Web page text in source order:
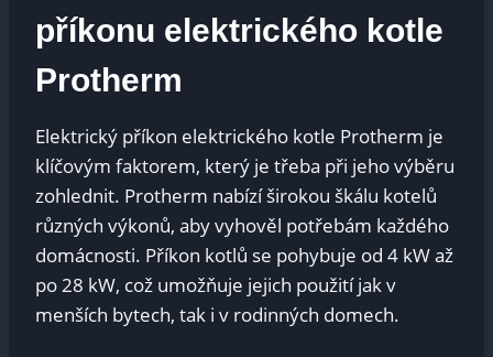
příkonu elektrického kotle
Protherm
Elektrický příkon elektrického kotle Protherm je
klíčovým faktorem, který je třeba při jeho výběru
zohlednit. Protherm nabízí širokou škálu kotelů
různých výkonů, aby vyhověl potřebám každého
domácnosti. Příkon kotlů se pohybuje od 4 kW až
po 28 kW, což umožňuje jejich použití jak v
menších bytech, tak i v rodinných domech.